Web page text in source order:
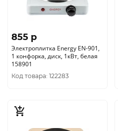
855 p
Электроплитка Energy EN-901,
1 конфорка, диск, 1кВт, белая
158901
Код товара: 122283